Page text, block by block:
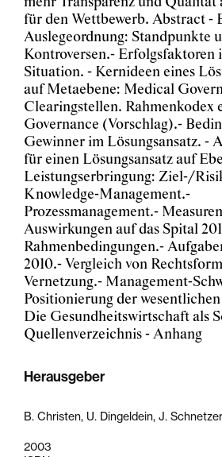
für den Wettbewerb. Abstract -
Auslegeordnung: Standpunkte
Kontroversen.- Erfolgsfaktoren
Situation. - Kernideen eines
auf Metaebene: Medical
Clearingstellen. Rahmenkodex
Governance (Vorschlag).-
Gewinner im Lösungsansatz. -
für einen Lösungsansatz auf
Leistungserbringung: Ziel-/
Knowledge-Management.-
Prozessmanagement.-
Auswirkungen auf das Spital
Rahmenbedingungen.-
2010.- Vergleich von
Vernetzung.- Management-
Positionierung der
Die Gesundheitswirtschaft als
Quellenverzeichnis - Anhang
Herausgeber
B. Christen, U. Dingeldein, J. Schnetzer
2003